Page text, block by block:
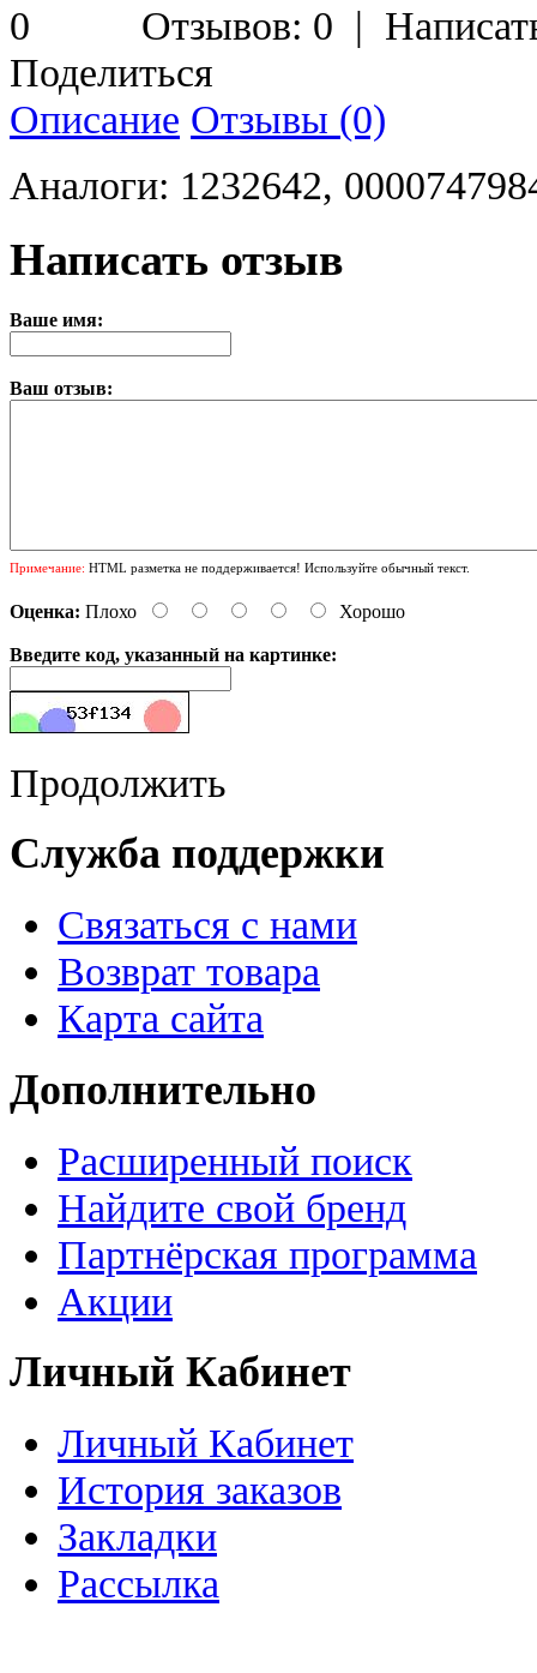
Отзывов: 0 |
Поделиться
Описание Отзывы (0)
Аналоги: 1232642,
Написать отзыв
Ваше имя:
Ваш отзыв:
Примечание: HTML разметка не поддерживается! Используйте обычный текст.
Оценка: Плохо Хорошо
Введите код, указанный на картинке:
Продолжить
Служба поддержки
Связаться с нами
Возврат товара
Карта сайта
Дополнительно
Расширенный поиск
Найдите свой бренд
Партнёрская программа
Акции
Личный Кабинет
Личный Кабинет
История заказов
Закладки
Рассылка